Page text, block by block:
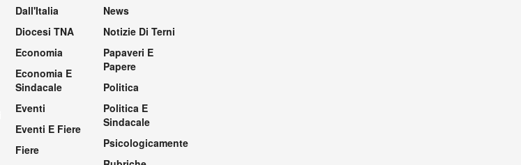
Dall'Italia
Diocesi TNA
Economia
Economia E
Sindacale
Eventi
Eventi E Fiere
Fiere
News
Notizie Di Terni
Papaveri E
Papere
Politica
Politica E
Sindacale
Psicologicamente